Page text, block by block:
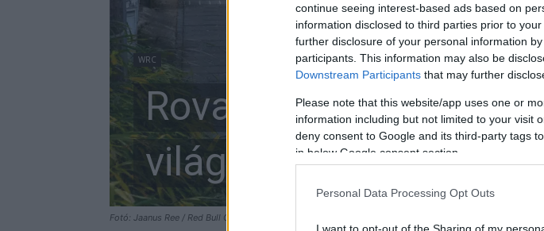
continue seeing interest-based ads based on
information disclosed to third parties prior to
further disclosure of your personal information
participants. This information may also be
Downstream Participants that may further
Please note that this website/app uses one or
information including but not limited to your visit
deny consent to Google and its third-party tags
in below Google consent section.
Personal Data Processing Opt Outs
Fotó: Jaanus Ree / Red Bull Content Pool
WRC
Rovanpera még lát kis
világbajnokként